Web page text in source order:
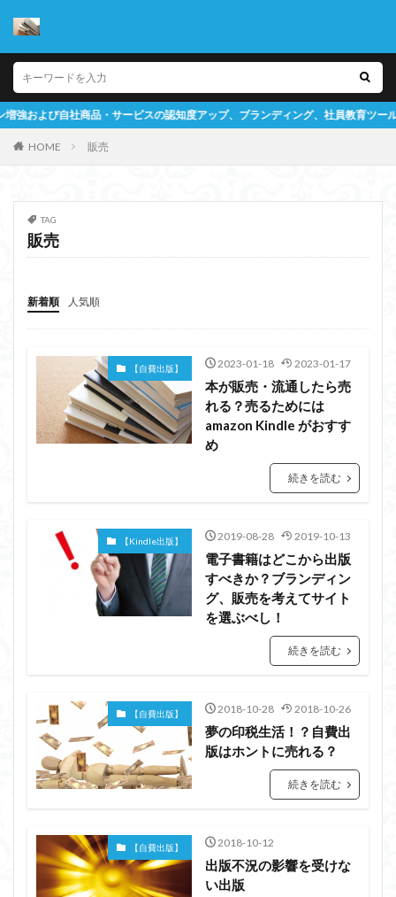
サービスの認知度アップ、ブランディング、社員教育ツールとしての書籍作成
HOME 販売
TAG
販売
新着順 人気順
【自費出版】 2023-01-18 2023-01-17
本が販売・流通したら売
れる？売るためには
amazon Kindle がおすす
め
続きを読む
【Kindle出版】 2019-08-28 2019-10-13
電子書籍はどこから出版
すべきか？ブランディン
グ、販売を考えてサイト
を選ぶべし！
続きを読む
【自費出版】 2018-10-28 2018-10-26
夢の印税生活！？自費出
版はホントに売れる？
続きを読む
【自費出版】 2018-10-12
出版不況の影響を受けな
い出版